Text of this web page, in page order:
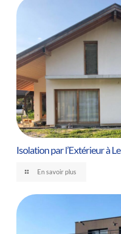
Isolation par l’Extérieur à
En savoir plus